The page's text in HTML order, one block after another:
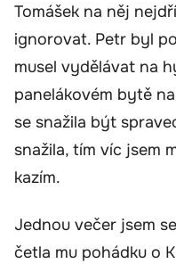
Tomášek na něj
ignorovat. Petr byl
musel vydělávat na
panelákovém bytě
se snažila být
snažila, tím víc jsem
kazím.
Jednou večer jsem
četla mu pohádku o